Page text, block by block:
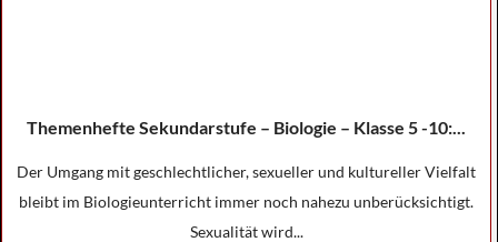
Themenhefte Sekundarstufe – Biologie – Klasse 5 -10:...
Der Umgang mit geschlechtlicher, sexueller und kultureller Vielfalt
bleibt im Biologieunterricht immer noch nahezu unberücksichtigt.
Sexualität wird...